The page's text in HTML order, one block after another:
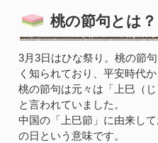
桃の節句とは？
3月3日はひな祭り。桃の節
く知られており、平安時代
桃の節句は元々は「上巳（
と言われていました。
中国の「上巳節」に由来し
の日という意味です。